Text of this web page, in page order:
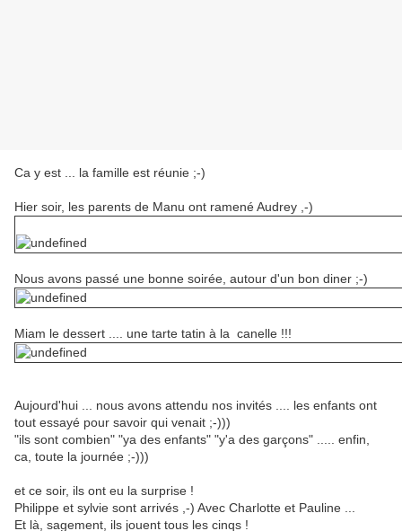
Ca y est ... la famille est réunie ;-)
Hier soir, les parents de Manu ont ramené Audrey ,-)
Nous avons passé une bonne soirée, autour d'un bon diner ;-)
Miam le dessert .... une tarte tatin à la canelle !!!
Aujourd'hui ... nous avons attendu nos invités .... les enfants ont
tout essayé pour savoir qui venait ;-)))
"ils sont combien" "ya des enfants" "y'a des garçons" ..... enfin,
ca, toute la journée ;-)))
et ce soir, ils ont eu la surprise !
Philippe et sylvie sont arrivés ,-) Avec Charlotte et Pauline ...
Et là, sagement, ils jouent tous les cinqs !